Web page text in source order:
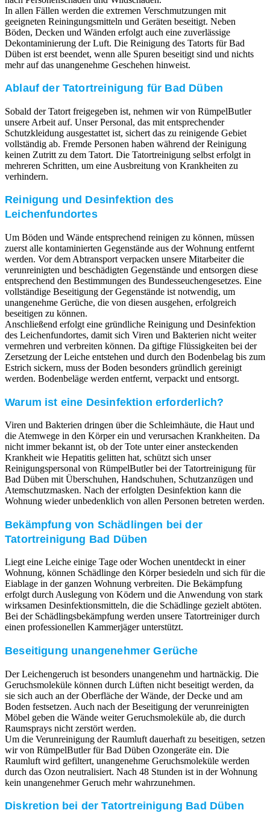
In allen Fällen werden die extremen Verschmutzungen mit
geeigneten Reiningungsmitteln und Geräten beseitigt. Neben
Böden, Decken und Wänden erfolgt auch eine zuverlässige
Dekontaminierung der Luft. Die Reinigung des Tatorts für Bad
Düben ist erst beendet, wenn alle Spuren beseitigt sind und nichts
mehr auf das unangenehme Geschehen hinweist.
Ablauf der Tatortreinigung für Bad Düben
Sobald der Tatort freigegeben ist, nehmen wir von RümpelButler
unsere Arbeit auf. Unser Personal, das mit entsprechender
Schutzkleidung ausgestattet ist, sichert das zu reinigende Gebiet
vollständig ab. Fremde Personen haben während der Reinigung
keinen Zutritt zu dem Tatort. Die Tatortreinigung selbst erfolgt in
mehreren Schritten, um eine Ausbreitung von Krankheiten zu
verhindern.
Reinigung und Desinfektion des
Leichenfundortes
Um Böden und Wände entsprechend reinigen zu können, müssen
zuerst alle kontaminierten Gegenstände aus der Wohnung entfernt
werden. Vor dem Abtransport verpacken unsere Mitarbeiter die
verunreinigten und beschädigten Gegenstände und entsorgen diese
entsprechend den Bestimmungen des Bundesseuchengesetzes. Eine
vollständige Beseitigung der Gegenstände ist notwendig, um
unangenehme Gerüche, die von diesen ausgehen, erfolgreich
beseitigen zu können.
Anschließend erfolgt eine gründliche Reinigung und Desinfektion
des Leichenfundortes, damit sich Viren und Bakterien nicht weiter
vermehren und verbreiten können. Da giftige Flüssigkeiten bei der
Zersetzung der Leiche entstehen und durch den Bodenbelag bis zum
Estrich sickern, muss der Boden besonders gründlich gereinigt
werden. Bodenbeläge werden entfernt, verpackt und entsorgt.
Warum ist eine Desinfektion erforderlich?
Viren und Bakterien dringen über die Schleimhäute, die Haut und
die Atemwege in den Körper ein und verursachen Krankheiten. Da
nicht immer bekannt ist, ob der Tote unter einer ansteckenden
Krankheit wie Hepatitis gelitten hat, schützt sich unser
Reinigungspersonal von RümpelButler bei der Tatortreinigung für
Bad Düben mit Überschuhen, Handschuhen, Schutzanzügen und
Atemschutzmasken. Nach der erfolgten Desinfektion kann die
Wohnung wieder unbedenklich von allen Personen betreten werden.
Bekämpfung von Schädlingen bei der
Tatortreinigung Bad Düben
Liegt eine Leiche einige Tage oder Wochen unentdeckt in einer
Wohnung, können Schädlinge den Körper besiedeln und sich für die
Eiablage in der ganzen Wohnung verbreiten. Die Bekämpfung
erfolgt durch Auslegung von Ködern und die Anwendung von stark
wirksamen Desinfektionsmitteln, die die Schädlinge gezielt abtöten.
Bei der Schädlingsbekämpfung werden unsere Tatortreiniger durch
einen professionellen Kammerjäger unterstützt.
Beseitigung unangenehmer Gerüche
Der Leichengeruch ist besonders unangenehm und hartnäckig. Die
Geruchsmoleküle können durch Lüften nicht beseitigt werden, da
sie sich auch an der Oberfläche der Wände, der Decke und am
Boden festsetzen. Auch nach der Beseitigung der verunreinigten
Möbel geben die Wände weiter Geruchsmoleküle ab, die durch
Raumsprays nicht zerstört werden.
Um die Verunreinigung der Raumluft dauerhaft zu beseitigen, setzen
wir von RümpelButler für Bad Düben Ozongeräte ein. Die
Raumluft wird gefiltert, unangenehme Geruchsmoleküle werden
durch das Ozon neutralisiert. Nach 48 Stunden ist in der Wohnung
kein unangenehmer Geruch mehr wahrzunehmen.
Diskretion bei der Tatortreinigung Bad Düben